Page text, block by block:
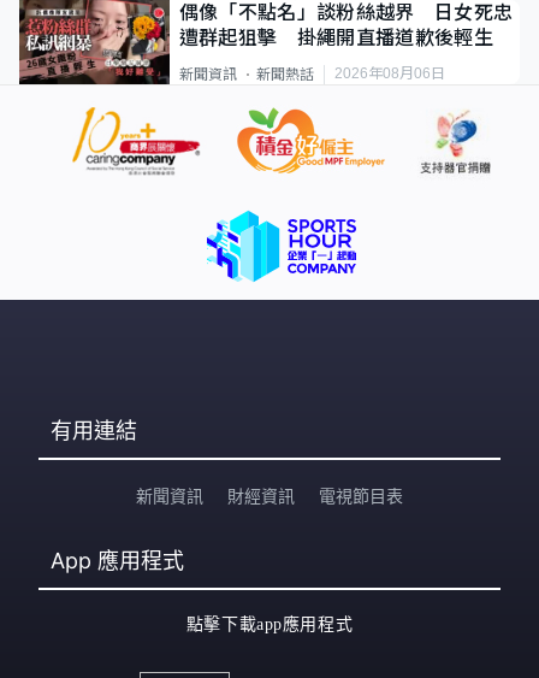
偶像「不點名」談粉絲越界 日女死忠
遭群起狙擊 掛繩開直播道歉後輕生
新聞資訊 新聞熱話 2026年08月06日
有用連結
新聞資訊 財經資訊 電視節目表
App 應用程式
點擊下載app應用程式